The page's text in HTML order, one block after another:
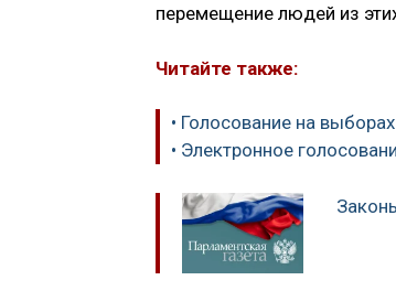
перемещение людей из
Читайте также:
• Голосование на
• Электронное